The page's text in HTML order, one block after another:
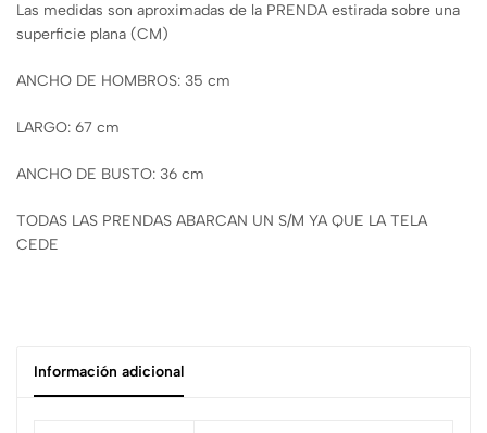
Las medidas son aproximadas de la PRENDA estirada sobre una
superficie plana (CM)
ANCHO DE HOMBROS: 35 cm
LARGO: 67 cm
ANCHO DE BUSTO: 36 cm
TODAS LAS PRENDAS ABARCAN UN S/M YA QUE LA TELA
CEDE
Información adicional